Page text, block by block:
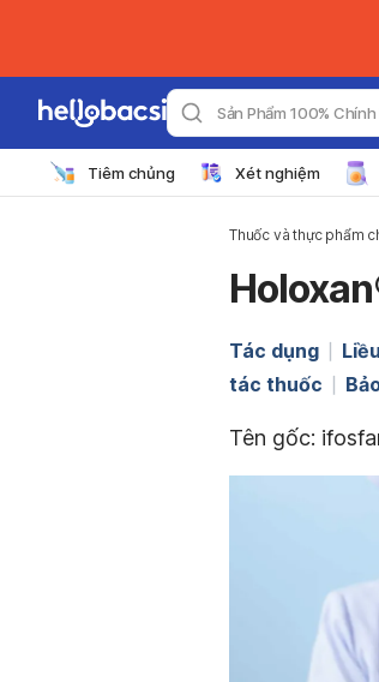
Sản Phẩm 100%
Tiêm chủng Xét nghiệm
Thuốc và thực phẩm
Tác dụng
tác thuốc
Tên gốc: